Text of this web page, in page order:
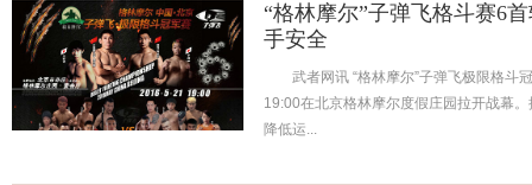
“格林摩尔”子弹飞格斗赛6
手安全
武者网讯 “格林摩尔”子弹飞极限格斗
19:00在北京格林摩尔度假庄园拉开战幕
降低运...